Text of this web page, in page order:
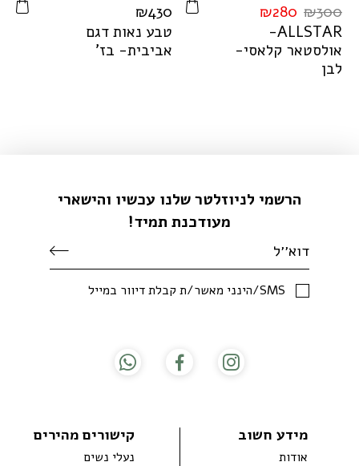
₪300
₪280
ALLSTAR
-
אולסטאר קלאסי-
לבן
₪430
טבע נאות דגם
אביבית- בז'
מידע חשוב
אודות
קישורים מהירים
נעלי נשים
הרשמי לניוזלטר שלנו עכשיו והישארי
מעודכנת תמיד!
SMS/הינני מאשר/ת קבלת דיוור במייל